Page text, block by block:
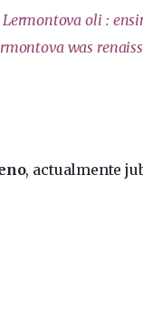
Lermontova oli :
was
, actualmente